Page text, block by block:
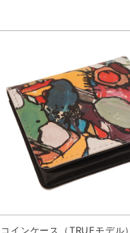
コインケース（TRUEモデル）